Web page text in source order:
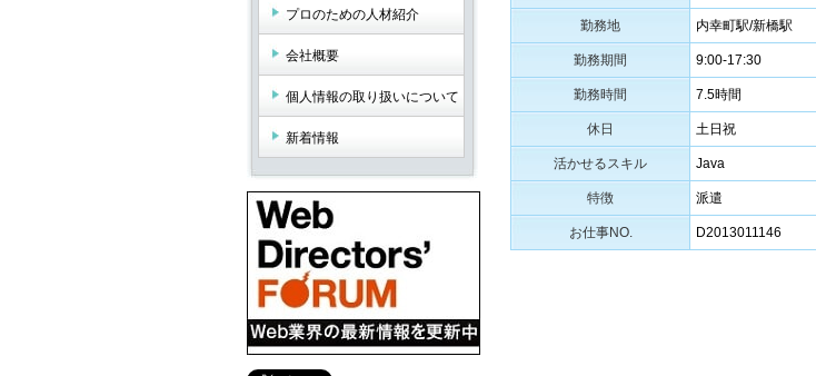
プロのための人材紹介
会社概要
個人情報の取り扱いについて
新着情報
勤務地 内幸町駅/新橋駅
勤務期間 9:00-17:30
勤務時間 7.5時間
休日 土日祝
活かせるスキル Java
特徴 派遣
お仕事NO. D2013011146